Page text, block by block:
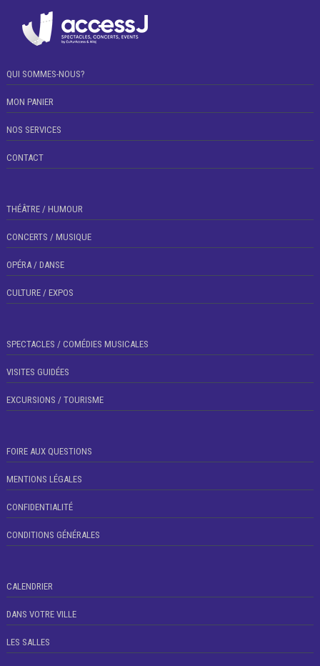
QUI SOMMES-NOUS?
MON PANIER
NOS SERVICES
CONTACT
THÉÂTRE / HUMOUR
CONCERTS / MUSIQUE
OPÉRA / DANSE
CULTURE / EXPOS
SPECTACLES / COMÉDIES MUSICALES
VISITES GUIDÉES
EXCURSIONS / TOURISME
FOIRE AUX QUESTIONS
MENTIONS LÉGALES
CONFIDENTIALITÉ
CONDITIONS GÉNÉRALES
CALENDRIER
DANS VOTRE VILLE
LES SALLES